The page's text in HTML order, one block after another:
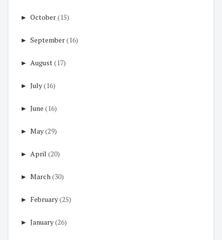
► October(15)
► September(16)
► August(17)
► July(16)
► June (16)
► May(29)
► April (20)
► March(30)
► February(25)
► January(26)